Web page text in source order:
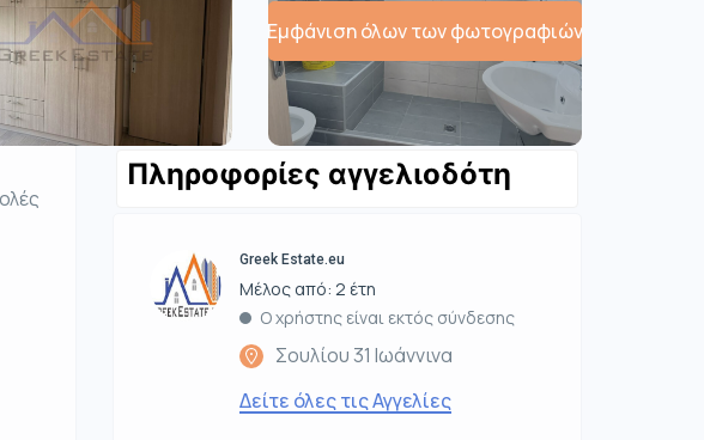
Εμφάνιση όλων των φωτογραφιών
Πληροφορίες αγγελιοδότη
Greek Estate.eu
Μέλος από: 2 έτη
Ο χρήστης είναι εκτός σύνδεσης
Σουλίου 31 Ιωάννινα
Δείτε όλες τις Αγγελίες